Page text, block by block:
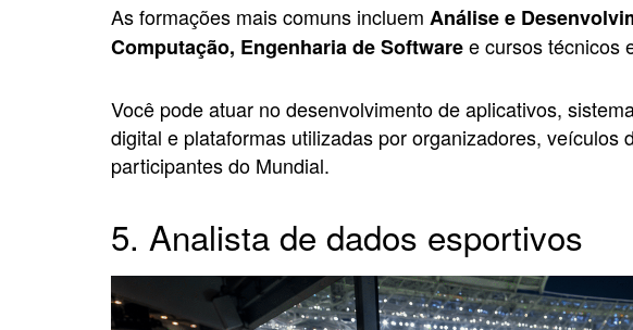
As formações mais comuns incluem Análise e
Computação, Engenharia de Softwaree cursos técnicos
Você pode atuar no desenvolvimento de aplicativos,
digital e plataformas utilizadas por organizadores, veículos
participantes do Mundial.
5. Analista de dados esportivos